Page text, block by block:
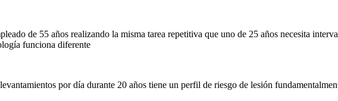
de 55 años realizando la misma tarea repetitiva que uno de 25 años necesita
funciona diferente
por día durante 20 años tiene un perfil de riesgo de lesión